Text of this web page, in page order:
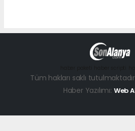
Tüm hakları saklı
Haber Yazılımı: Web